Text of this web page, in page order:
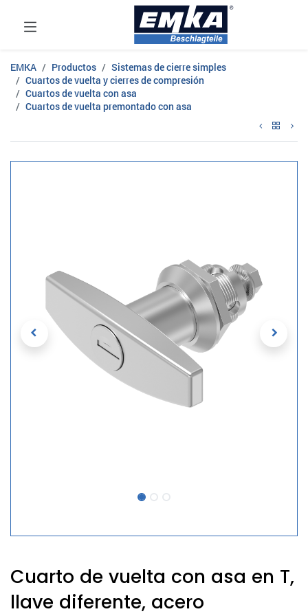
EMKA Productos
Sistemas de cierre simples
Cuartos de vuelta y cierres de compresión
Cuartos de vuelta con asa
Cuartos de vuelta premontado con asa
Cuarto de vuelta con asa en T,
llave diferente, acero